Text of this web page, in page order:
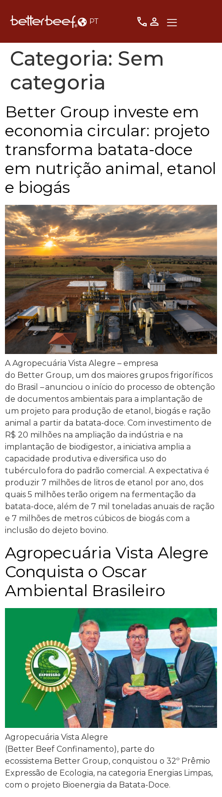
PT
Categoria: Sem
categoria
Better Group investe em
economia circular: projeto
transforma batata-doce
em nutrição animal, etanol
e biogás
A Agropecuária Vista Alegre – empresa
do Better Group, um dos maiores grupos frigoríficos
do Brasil – anunciou o início do processo de obtenção
de documentos ambientais para a implantação de
um projeto para produção de etanol, biogás e ração
animal a partir da batata-doce. Com investimento de
R$ 20 milhões na ampliação da indústria e na
implantação de biodigestor, a iniciativa amplia a
capacidade produtiva e diversifica uso do
tubérculo fora do padrão comercial. A expectativa é
produzir 7 milhões de litros de etanol por ano, dos
quais 5 milhões terão origem na fermentação da
batata-doce, além de 7 mil toneladas anuais de ração
e 7 milhões de metros cúbicos de biogás com a
inclusão do dejeto bovino.
Agropecuária Vista Alegre
Conquista o Oscar
Ambiental Brasileiro
Agropecuária Vista Alegre
(Better Beef Confinamento), parte do
ecossistema Better Group, conquistou o 32º Prêmio
Expressão de Ecologia, na categoria Energias Limpas,
com o projeto Bioenergia da Batata-Doce.